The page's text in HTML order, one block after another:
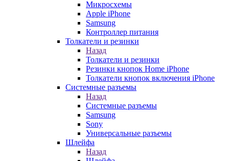
Микросхемы
Apple iPhone
Samsung
Контроллер питания
Толкатели и резинки
Назад
Толкатели и резинки
Резинки кнопок Home iPhone
Толкатели кнопок включения iPhone
Системные разъемы
Назад
Системные разъемы
Samsung
Sony
Универсальные разъемы
Шлейфа
Назад